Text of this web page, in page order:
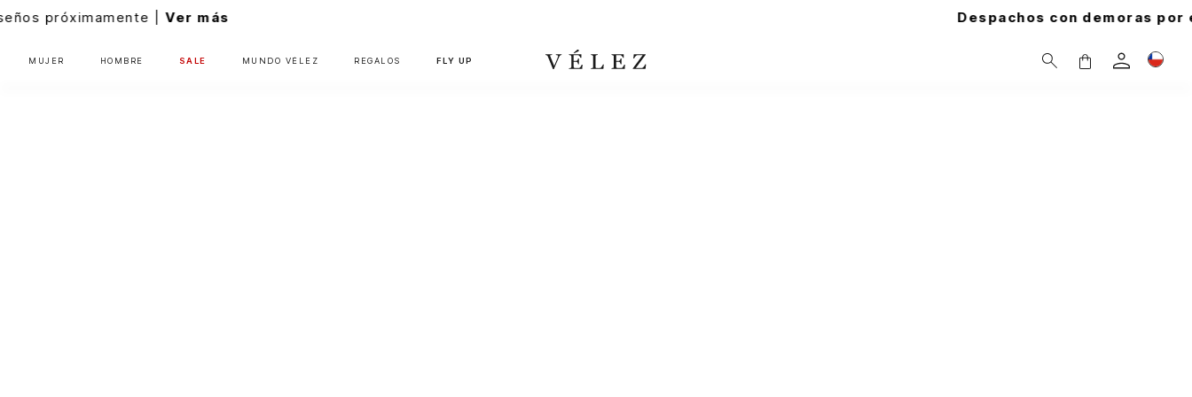
Despachos con demoras por el temporal. Tu pedido
MUJER HOMBRE SALE MUNDO VÉLEZ REGALOS FLY UP